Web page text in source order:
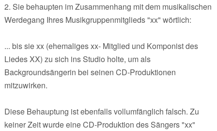
2. Sie behaupten im Zusammenhang mit dem musikalischen
Werdegang Ihres Musikgruppenmitglieds "xx" wörtlich:
... bis sie xx (ehemaliges xx- Mitglied und Komponist des
Liedes XX) zu sich ins Studio holte, um als
Backgroundsängerin bei seinen CD-Produktionen
mitzuwirken.
Diese Behauptung ist ebenfalls vollumfänglich falsch. Zu
keiner Zeit wurde eine CD-Produktion des Sängers "xx"